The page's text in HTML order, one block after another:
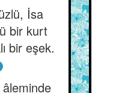
İsa
bir kurt
bir eşek.